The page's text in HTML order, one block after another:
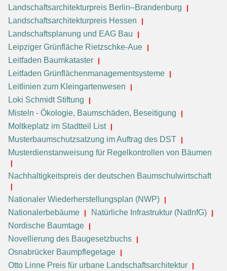
Landschaftsarchitekturpreis Berlin–Brandenburg
Landschaftsarchitekturpreis Hessen
Landschaftsplanung und EAG Bau
Leipziger Grünfläche Rietzschke-Aue
Leitfaden Baumkataster
Leitfaden Grünflächenmanagementsysteme
Leitlinien zum Kleingartenwesen
Loki Schmidt Stiftung
Misteln - Ökologie, Baumschäden, Beseitigung
Moltkeplatz im Stadtteil List
Musterbaumschutzsatzung im Auftrag des DST
Musterdienstanweisung für Regelkontrollen von Bäumen
Nachhaltigkeitspreis der deutschen Baumschulwirtschaft
Nationaler Wiederherstellungsplan (NWP)
Nationalerbebäume
Natürliche Infrastruktur (NatInfG)
Nordische Baumtage
Novellierung des Baugesetzbuchs
Osnabrücker Baumpflegetage
Otto Linne Preis für urbane Landschaftsarchitektur